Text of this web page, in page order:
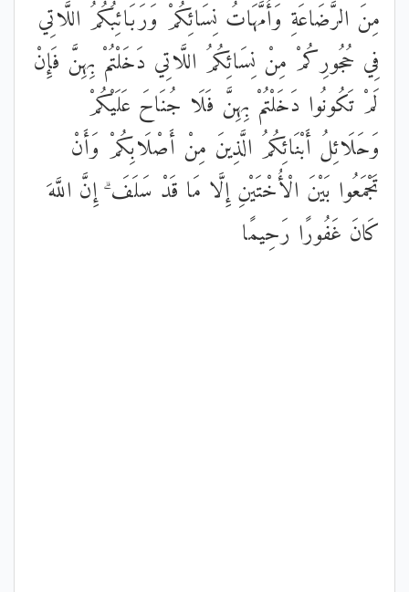
مِنَ الرَّضَاعَةِ وَأُمَّهَاتُ نِسَائِكُمْ وَرَبَائِبُكُمُ اللَّاتِي
فِي حُجُورِكُمْ مِنْ نِسَائِكُمُ اللَّاتِي دَخَلْتُمْ بِهِنَّ فَإِنْ
لَمْ تَكُونُوا دَخَلْتُمْ بِهِنَّ فَلَا جُنَاحَ عَلَيْكُمْ
وَحَلَائِلُ أَبْنَائِكُمُ الَّذِينَ مِنْ أَصْلَابِكُمْ وَأَنْ
تَجْمَعُوا بَيْنَ الْأُخْتَيْنِ إِلَّا مَا قَدْ سَلَفَ ۗ إِنَّ اللَّهَ
كَانَ غَفُورًا رَحِيمًا